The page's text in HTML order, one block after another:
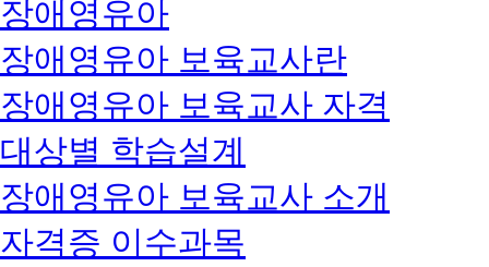
장애영유아
장애영유아 보육교사란
장애영유아 보육교사 자격
대상별 학습설계
장애영유아 보육교사 소개
자격증 이수과목